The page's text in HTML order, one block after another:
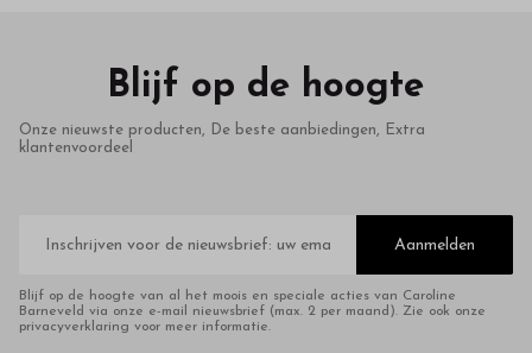
Blijf op de hoogte
Onze nieuwste producten, De beste aanbiedingen, Extra
klantenvoordeel
mailadres
Aanmelden
Blijf op de hoogte van al het moois en speciale acties van Caroline
Barneveld via onze e-mail nieuwsbrief (max. 2 per maand). Zie ook onze
privacyverklaring voor meer informatie.